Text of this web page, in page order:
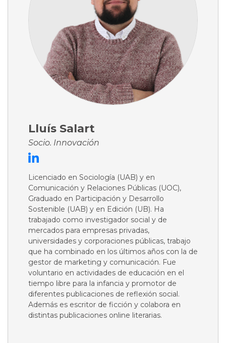
Lluís Salart
Socio. Innovación
Licenciado en Sociología (UAB) y en
Comunicación y Relaciones Públicas (UOC),
Graduado en Participación y Desarrollo
Sostenible (UAB) y en Edición (UB). Ha
trabajado como investigador social y de
mercados para empresas privadas,
universidades y corporaciones públicas, trabajo
que ha combinado en los últimos años con la de
gestor de marketing y comunicación. Fue
voluntario en actividades de educación en el
tiempo libre para la infancia y promotor de
diferentes publicaciones de reflexión social.
Además es escritor de ficción y colabora en
distintas publicaciones online literarias.